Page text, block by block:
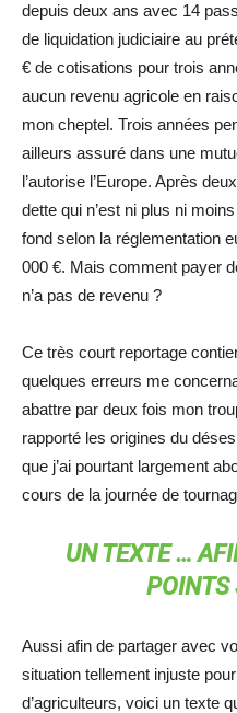
depuis deux ans avec 14
de liquidation judiciaire au
€ de cotisations pour trois
aucun revenu agricole en
mon cheptel. Trois années
ailleurs assuré dans une
l’autorise l’Europe. Après
dette qui n’est ni plus ni
fond selon la réglementation
000 €. Mais comment payer
n’a pas de revenu ?
Ce très court reportage
quelques erreurs me
abattre par deux fois mon
rapporté les origines du
que j’ai pourtant largement
cours de la journée de
UN TEXTE …
POINTS
Aussi afin de partager avec
situation tellement injuste
d’agriculteurs, voici un texte